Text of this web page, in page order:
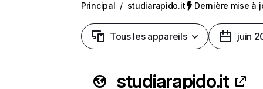
Principal / studiarapido.it Dernière mise à
Tous les appareils juin
studiarapido.it